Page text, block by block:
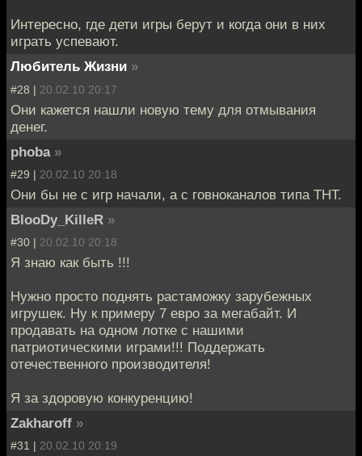
Интересно, где дети игры берут и когда они в них
играть успевают.
Любитель Жизни »
#28 | 20.02.10 20:17
Они кажется нашли новую тему для отмывания
денег.
phoba »
#29 | 20.02.10 20:18
Они бы не с игр начали, а с говноканалов типа ТНТ.
BlooDy_KilleR »
#30 | 20.02.10 20:18
Я знаю как быть !!!
Нужно просто поднять растаможку зарубежных
игрушек. Ну к примеру 7 евро за мегабайт. И
продавать на одном лотке с нашими
патриотическими играми!!! Поддержать
отечественного производителя!
Я за здоровую конкуренцию!
Zakharoff »
#31 | 20.02.10 20:19